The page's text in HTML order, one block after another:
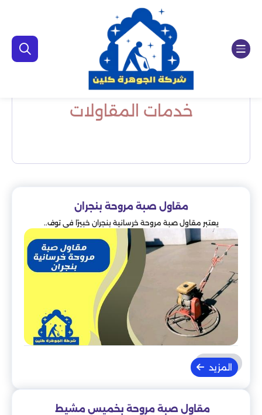
خدمات المقاولات
مقاول صبة مروحة بنجران
يعتبر مقاول صبة مروحة خرسانية بنجران خبيرًا في توف..
المزيد
مقاول صبة مروحة بخميس مشيط